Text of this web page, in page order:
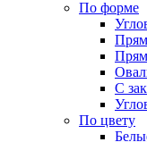
По форме
С
По цвету